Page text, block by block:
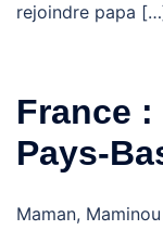
rejoindre papa
France
Pays-
Maman,